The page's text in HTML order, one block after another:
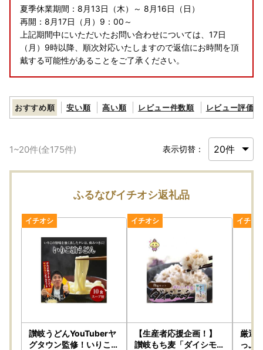
夏季休業期間：8月13日（木）～ 8月16日（日）
再開：8月17日（月）9：00～
上記期間中にいただいたお問い合わせについては、17日
（月）9時以降、順次対応いたしますので返信にお時間を頂
戴する可能性があることをご了承ください。
おすすめ順 安い順 高い順 レビュー件数順 レビュー評価順
1~20件(全175件) 表示切替：
ふるなびイチオシ返礼品
讃岐うどんYouTuberヤ
グタウン監修！いりこ油
【生産者応援企画！】
讃岐もち麦「ダイシモチ
厳選
っぷ